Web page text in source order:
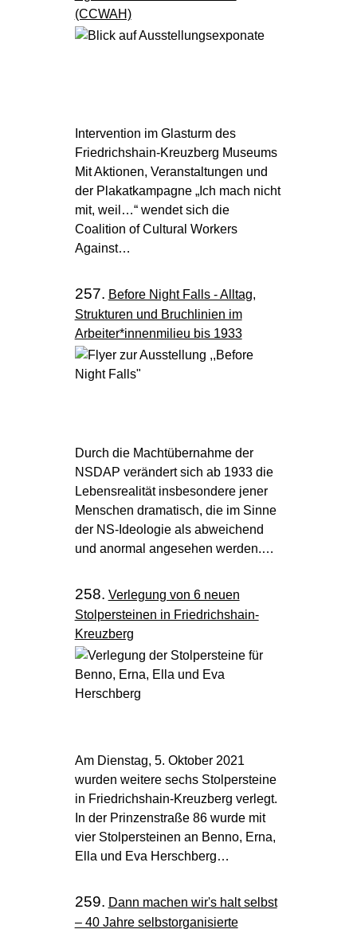
(CCWAH)
Intervention im Glasturm des
Friedrichshain-Kreuzberg Museums
Mit Aktionen, Veranstaltungen und
der Plakatkampagne „Ich mach nicht
mit, weil…“ wendet sich die
Coalition of Cultural Workers
Against…
257. Before Night Falls - Alltag,
Strukturen und Bruchlinien im
Arbeiter*innenmilieu bis 1933
Durch die Machtübernahme der
NSDAP verändert sich ab 1933 die
Lebensrealität insbesondere jener
Menschen dramatisch, die im Sinne
der NS-Ideologie als abweichend
und anormal angesehen werden.…
258. Verlegung von 6 neuen
Stolpersteinen in Friedrichshain-
Kreuzberg
Am Dienstag, 5. Oktober 2021
wurden weitere sechs Stolpersteine
in Friedrichshain-Kreuzberg verlegt.
In der Prinzenstraße 86 wurde mit
vier Stolpersteinen an Benno, Erna,
Ella und Eva Herschberg…
259. Dann machen wir's halt selbst
– 40 Jahre selbstorganisierte